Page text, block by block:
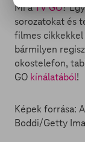
Mi aTV GO?
sorozatokat és
filmes
bármilyen
okostelefon,
GO kínálatából!
Képek forrása:
Boddi/Getty